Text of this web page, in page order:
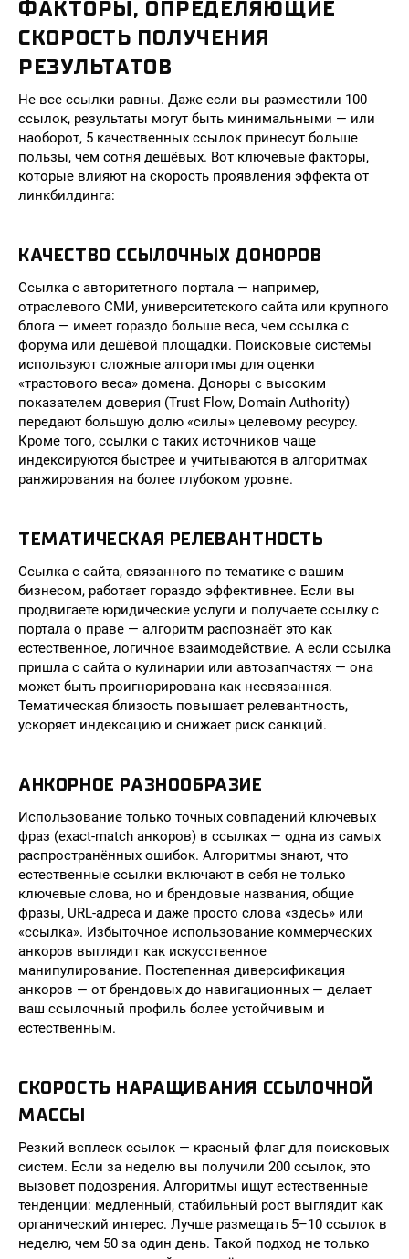
ФАКТОРЫ, ОПРЕДЕЛЯЮЩИЕ
СКОРОСТЬ ПОЛУЧЕНИЯ
РЕЗУЛЬТАТОВ
Не все ссылки равны. Даже если вы разместили 100
ссылок, результаты могут быть минимальными — или
наоборот, 5 качественных ссылок принесут больше
пользы, чем сотня дешёвых. Вот ключевые факторы,
которые влияют на скорость проявления эффекта от
линкбилдинга:
КАЧЕСТВО ССЫЛОЧНЫХ ДОНОРОВ
Ссылка с авторитетного портала — например,
отраслевого СМИ, университетского сайта или крупного
блога — имеет гораздо больше веса, чем ссылка с
форума или дешёвой площадки. Поисковые системы
используют сложные алгоритмы для оценки
«трастового веса» домена. Доноры с высоким
показателем доверия (Trust Flow, Domain Authority)
передают большую долю «силы» целевому ресурсу.
Кроме того, ссылки с таких источников чаще
индексируются быстрее и учитываются в алгоритмах
ранжирования на более глубоком уровне.
ТЕМАТИЧЕСКАЯ РЕЛЕВАНТНОСТЬ
Ссылка с сайта, связанного по тематике с вашим
бизнесом, работает гораздо эффективнее. Если вы
продвигаете юридические услуги и получаете ссылку с
портала о праве — алгоритм распознаёт это как
естественное, логичное взаимодействие. А если ссылка
пришла с сайта о кулинарии или автозапчастях — она
может быть проигнорирована как несвязанная.
Тематическая близость повышает релевантность,
ускоряет индексацию и снижает риск санкций.
АНКОРНОЕ РАЗНООБРАЗИЕ
Использование только точных совпадений ключевых
фраз (exact-match анкоров) в ссылках — одна из самых
распространённых ошибок. Алгоритмы знают, что
естественные ссылки включают в себя не только
ключевые слова, но и брендовые названия, общие
фразы, URL-адреса и даже просто слова «здесь» или
«ссылка». Избыточное использование коммерческих
анкоров выглядит как искусственное
манипулирование. Постепенная диверсификация
анкоров — от брендовых до навигационных — делает
ваш ссылочный профиль более устойчивым и
естественным.
СКОРОСТЬ НАРАЩИВАНИЯ ССЫЛОЧНОЙ
МАССЫ
Резкий всплеск ссылок — красный флаг для поисковых
систем. Если за неделю вы получили 200 ссылок, это
вызовет подозрения. Алгоритмы ищут естественные
тенденции: медленный, стабильный рост выглядит как
органический интерес. Лучше размещать 5–10 ссылок в
неделю, чем 50 за один день. Такой подход не только